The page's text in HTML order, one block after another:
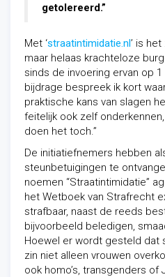
getolereerd.”
Met ‘straatintimidatie.nl’ is
maar helaas krachteloze
sinds de invoering ervan op
bijdrage bespreek ik kort
praktische kans van slagen
feitelijk ook zelf
doen het toch.”
De initiatiefnemers hebben
steunbetuigingen te
noemen “Straatintimidatie”
het Wetboek van Strafrecht
strafbaar, naast de reeds
bijvoorbeeld beledigen,
Hoewel er wordt gesteld dat
zin niet alleen vrouwen
ook homo’s, transgenders